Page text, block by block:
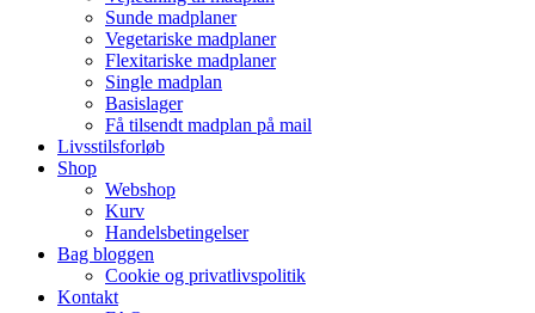
Sunde madplaner
Vegetariske madplaner
Flexitariske madplaner
Single madplan
Basislager
Få tilsendt madplan på mail
Livsstilsforløb
Shop
Webshop
Kurv
Handelsbetingelser
Bag bloggen
Cookie og privatlivspolitik
Kontakt